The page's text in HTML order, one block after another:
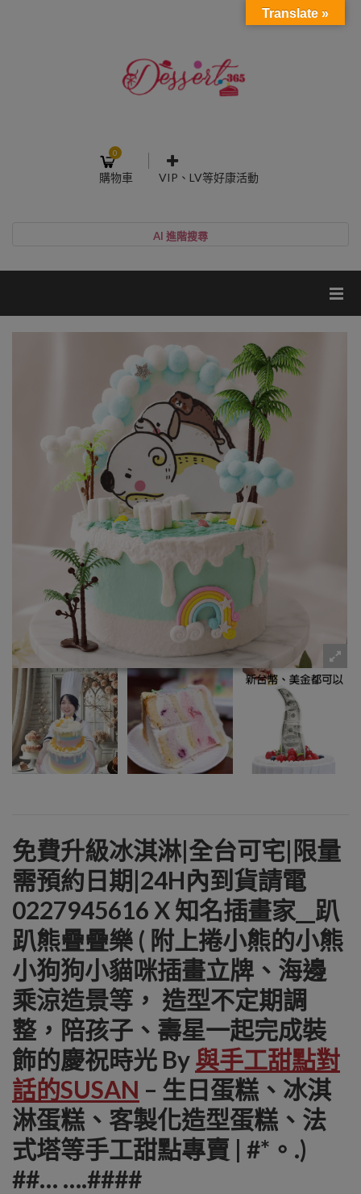
0
購物車 VIP、LV等好康活動
記住我
網紅媽咪蛋糕心得分享
加入甜點廚師接單平台
免費升級冰淇淋|全台可宅|限量
需預約日期|24H內到貨請電
0227945616 X 知名插畫家__趴
趴熊疊疊樂 ( 附上捲小熊的小熊
小狗狗小貓咪插畫立牌、海邊
乘涼造景等， 造型不定期調
整，陪孩子、壽星一起完成裝
飾的慶祝時光 By與手工甜點對
話的SUSAN – 生日蛋糕、冰淇
淋蛋糕、客製化造型蛋糕、法
式塔等手工甜點專賣 | #*。.)
##… ….####
Translate »